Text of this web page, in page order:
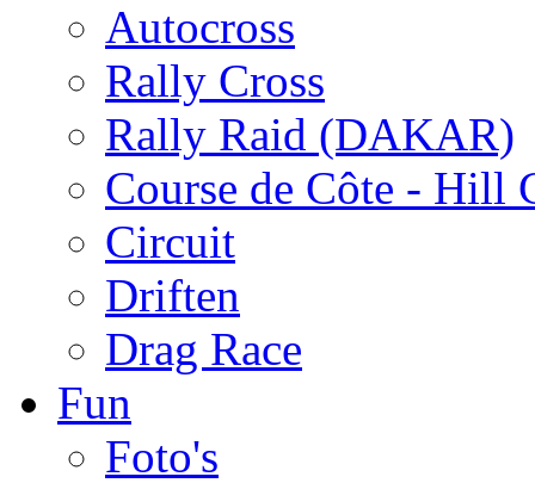
Autocross
Rally Cross
Rally Raid (DAKAR)
Course de Côte - Hill
Circuit
Driften
Drag Race
Fun
Foto's